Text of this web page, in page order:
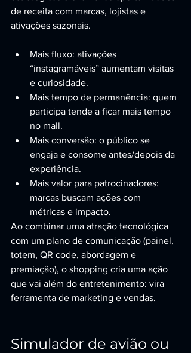
de receita com marcas, lojistas e
ativações sazonais.
Mais fluxo: ativações
“instagramáveis” aumentam visitas
e curiosidade.
Mais tempo de permanência: quem
participa tende a ficar mais tempo
no mall.
Mais conversão: o público se
engaja e consome antes/depois da
experiência.
Mais valor para patrocinadores:
marcas buscam ações com
métricas e impacto.
Ao combinar uma atração tecnológica
com um plano de comunicação (painel,
totem, QR code, abordagem e
premiação), o shopping cria uma ação
que vai além do entretenimento: vira
ferramenta de marketing e vendas.
Simulador de avião ou